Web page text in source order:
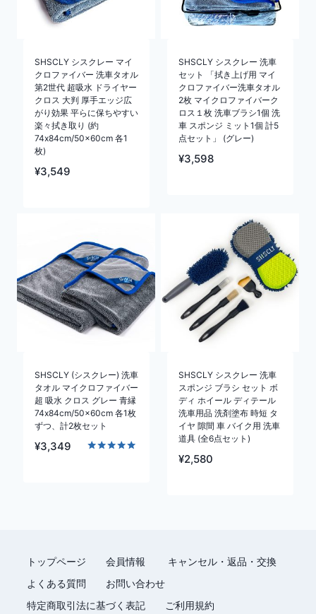
SHSCLY シスクレー マイ
クロファイバー 洗車タオル
第2世代 超吸水 ドライヤー
クロス 大判 厚手エッジ広
がり効果 平らに保ちやすい
楽々拭き取り (約
74x84cm/50x60cm 各1
枚)
¥3,549
SHSCLY シスクレー 洗車
セット 「拭き上げ用 マイ
クロファイバー洗車タオル
2枚 マイクロファイバーク
ロス１枚 洗車ブラシ1個 洗
車 スポンジ ミット1個 計5
点セット」 (グレー)
¥3,598
SHSCLY (シスクレー) 洗車
タオル マイクロファイバー
超 吸水 クロス グレー 青縁
74x84cm/50x60cm 各1枚
ずつ、計2枚セット
¥3,349
SHSCLY シスクレー 洗車
スポンジ ブラシ セット ボ
ディ ホイール ディテール
洗車用品 洗剤塗布 時短 タ
イヤ 隙間 車 バイク用 洗車
道具 (全6点セット)
¥2,580
トップページ 会員情報
キャンセル・返品・交換
よくある質問
お問い合わせ
特定商取引法に基づく表記
ご利用規約